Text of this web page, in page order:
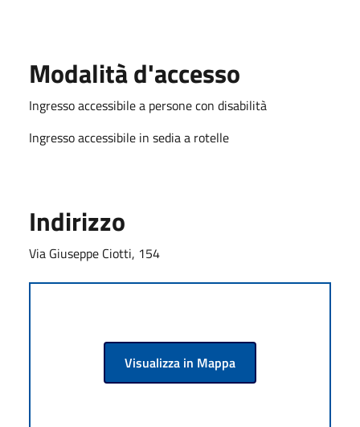
Modalità d'accesso
Ingresso accessibile a persone con disabilità
Ingresso accessibile in sedia a rotelle
Indirizzo
Via Giuseppe Ciotti, 154
Visualizza in Mappa